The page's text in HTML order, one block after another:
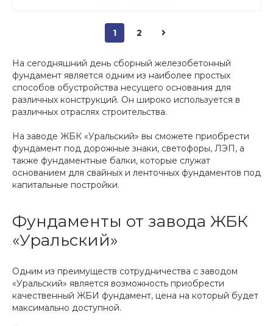
1 2
На сегодняшний день сборный железобетонный
фундамент является одним из наиболее простых
способов обустройства несущего основания для
различных конструкций. Он широко используется в
различных отраслях строительства.
На заводе ЖБК «Уральский» вы сможете приобрести
фундамент под дорожные знаки, светофоры, ЛЭП, а
также фундаментные балки, которые служат
основанием для свайных и ленточных фундаментов под
капитальные постройки.
Фундаменты от завода ЖБК
«Уральский»
Одним из преимуществ сотрудничества с заводом
«Уральский» является возможность приобрести
качественный ЖБИ фундамент, цена на который будет
максимально доступной.